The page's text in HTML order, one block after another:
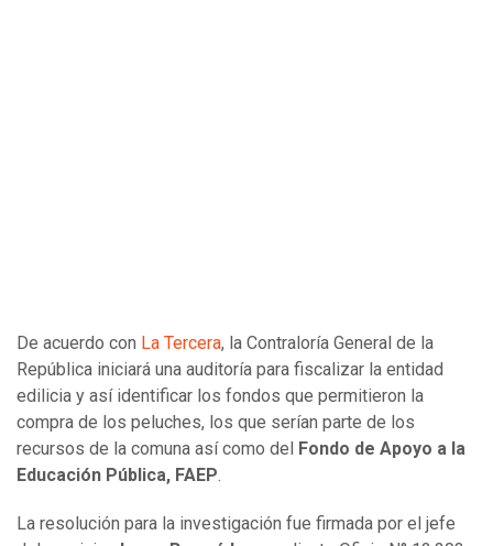
De acuerdo con La Tercera, la Contraloría General de la
República iniciará una auditoría para fiscalizar la entidad
edilicia y así identificar los fondos que permitieron la
compra de los peluches, los que serían parte de los
recursos de la comuna así como del
Fondo de Apoyo a la
Educación Pública, FAEP.
La resolución para la investigación fue firmada por el jefe